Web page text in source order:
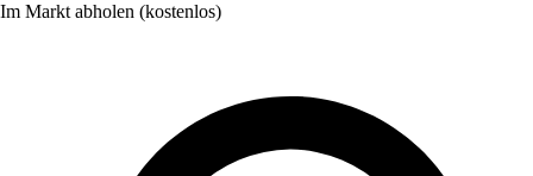
Im Markt abholen (kostenlos)